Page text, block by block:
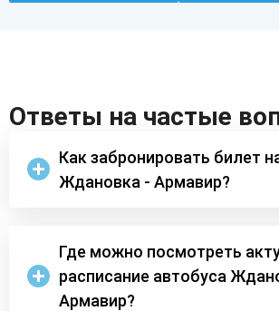
Ответы на частые
Как забронировать билет
Ждановка - Армавир?
Где можно посмотреть
расписание автобуса
Армавир?